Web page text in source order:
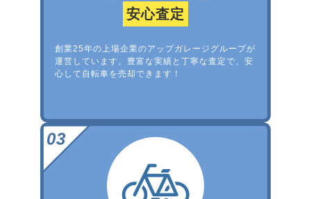
安心査定
創業25年の上場企業のアップガレージグループが
運営しています。豊富な実績と丁寧な査定で、安
心して自転車を売却できます！